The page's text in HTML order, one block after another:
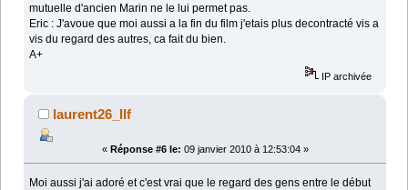
mutuelle d'ancien Marin ne le lui permet pas.
Eric : J'avoue que moi aussi a la fin du film j'etais plus decontracté vis a
vis du regard des autres, ca fait du bien.
A+
IP archivée
laurent26_llf
« Réponse #6 le: 09 janvier 2010 à 12:53:04 »
Moi aussi j'ai adoré et c'est vrai que le regard des gens entre le début